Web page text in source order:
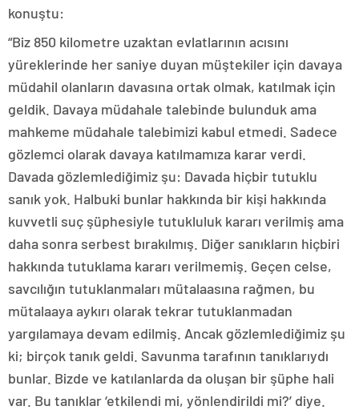
konuştu:
“Biz 850 kilometre uzaktan evlatlarının acısını
yüreklerinde her saniye duyan müştekiler için davaya
müdahil olanların davasına ortak olmak, katılmak için
geldik. Davaya müdahale talebinde bulunduk ama
mahkeme müdahale talebimizi kabul etmedi. Sadece
gözlemci olarak davaya katılmamıza karar verdi.
Davada gözlemlediğimiz şu: Davada hiçbir tutuklu
sanık yok. Halbuki bunlar hakkında bir kişi hakkında
kuvvetli suç şüphesiyle tutukluluk kararı verilmiş ama
daha sonra serbest bırakılmış. Diğer sanıkların hiçbiri
hakkında tutuklama kararı verilmemiş. Geçen celse,
savcılığın tutuklanmaları mütalaasına rağmen, bu
mütalaaya aykırı olarak tekrar tutuklanmadan
yargılamaya devam edilmiş. Ancak gözlemlediğimiz şu
ki; birçok tanık geldi. Savunma tarafının tanıklarıydı
bunlar. Bizde ve katılanlarda da oluşan bir şüphe hali
var. Bu tanıklar ‘etkilendi mi, yönlendirildi mi?’ diye.